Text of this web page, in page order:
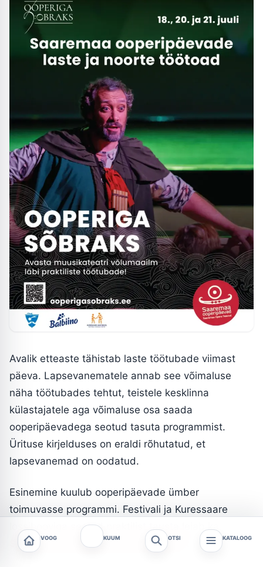
Avalik etteaste tähistab laste töötubade viimast
päeva. Lapsevanematele annab see võimaluse
näha töötubades tehtut, teistele kesklinna
külastajatele aga võimaluse osa saada
ooperipäevadega seotud tasuta programmist.
Ürituse kirjelduses on eraldi rõhutatud, et
lapsevanemad on oodatud.
Esinemine kuulub ooperipäevade ümber
toimuvasse programmi. Festivali ja Kuressaare
lossihooviga seotud praktilist tausta leiab ka
Saaremaa ooperipäevade ülevaatest
VOOG KUUM OTSI KATALOOG